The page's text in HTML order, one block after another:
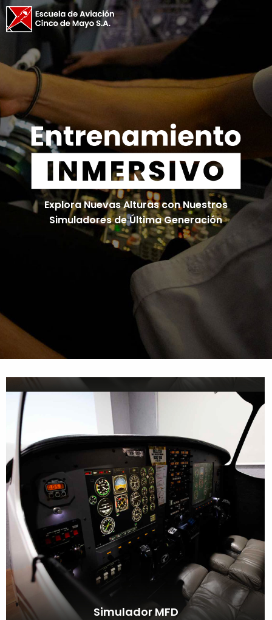
Explora Nuevas Alturas con Nuestros
Simuladores de Última Generación
Simulador MFD